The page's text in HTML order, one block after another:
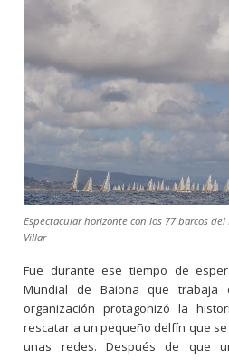
Espectacular horizonte con los 77 barcos del
Villar
Fue durante ese tiempo de
Mundial de Baiona que
organización protagonizó la
rescatar a un pequeño delfín que
unas redes. Después de que